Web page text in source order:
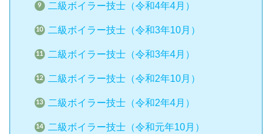
二級ボイラー技士（令和4年4月）
二級ボイラー技士（令和3年10月）
二級ボイラー技士（令和3年4月）
二級ボイラー技士（令和2年10月）
二級ボイラー技士（令和2年4月）
二級ボイラー技士（令和元年10月）